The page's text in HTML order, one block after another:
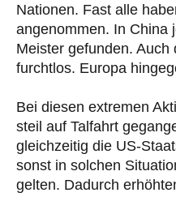
Nationen. Fast alle
angenommen. In China
Meister gefunden.
furchtlos. Europa
Bei diesen extremen
steil auf Talfahrt
gleichzeitig die US-
sonst in solchen
gelten. Dadurch